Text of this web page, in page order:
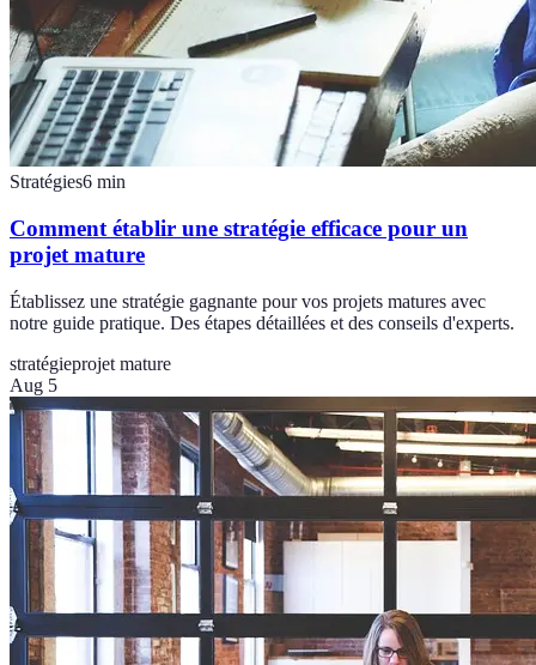
Stratégies6 min
Comment établir une stratégie efficace pour un
projet mature
Établissez une stratégie gagnante pour vos projets matures avec
notre guide pratique. Des étapes détaillées et des conseils d'experts.
stratégieprojet mature
Aug 5